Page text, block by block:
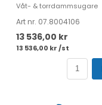
Våt- & torrdammsugare
Art nr. 07.8004106
13 536,00 kr
13 536,00 kr /st